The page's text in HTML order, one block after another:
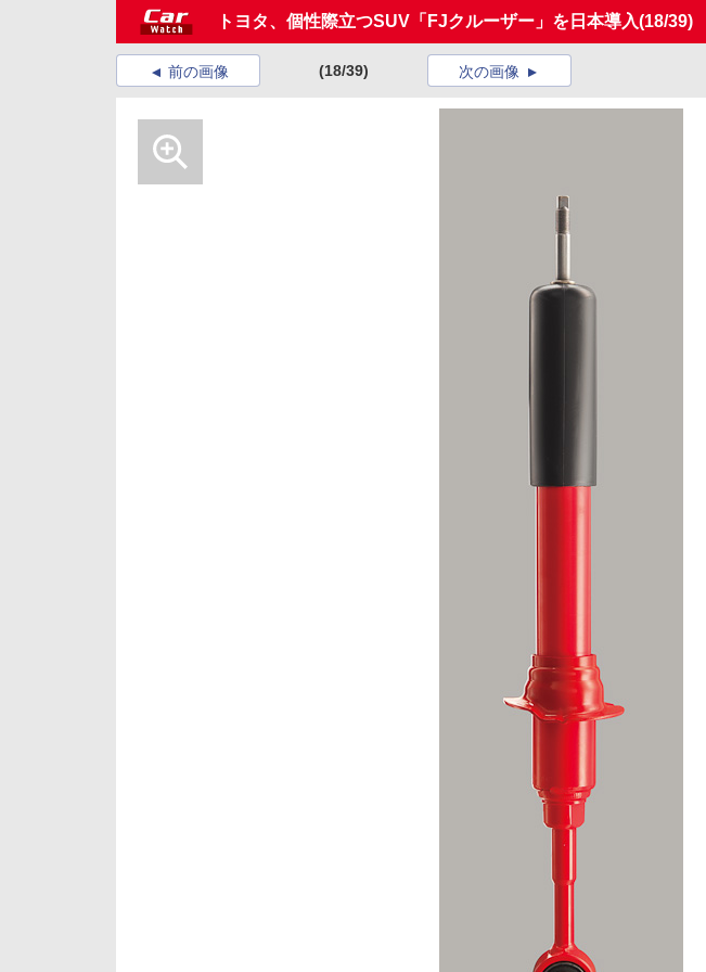
トヨタ、個性際立つSUV「FJクルーザー」を日本導入(18/39)
前の画像 (18/39) 次の画像